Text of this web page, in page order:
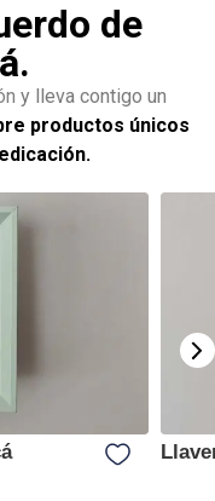
de
y lleva contigo un
productos únicos